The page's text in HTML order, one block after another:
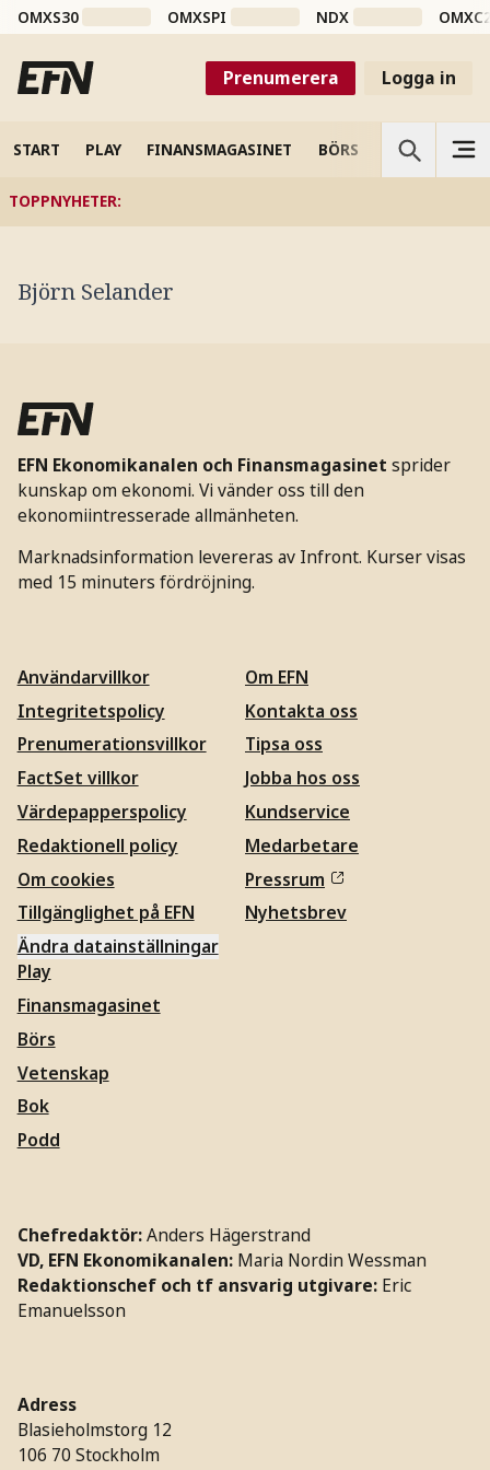
OMXS30 OMXSPI NDX
Prenumerera Logga in
START PLAY FINANSMAGASINET BÖRS VETENSKAP
TOPPNYHETER:
Björn Selander
EFN Ekonomikanalen och Finansmagasinet sprider
kunskap om ekonomi. Vi vänder oss till den
ekonomiintresserade allmänheten.
Marknadsinformation levereras av Infront. Kurser visas
med 15 minuters fördröjning.
Användarvillkor
Integritetspolicy
Prenumerationsvillkor
FactSet villkor
Värdepapperspolicy
Redaktionell policy
Om cookies
Tillgänglighet på EFN
Ändra datainställningar
Om EFN
Kontakta oss
Tipsa oss
Jobba hos oss
Kundservice
Medarbetare
Pressrum
Nyhetsbrev
Play
Finansmagasinet
Börs
Vetenskap
Bok
Podd
Chefredaktör:Anders Hägerstrand
VD, EFN Ekonomikanalen: Maria Nordin Wessman
Redaktionschef och tf ansvarig utgivare: Eric
Emanuelsson
Adress
Blasieholmstorg 12
106 70 Stockholm